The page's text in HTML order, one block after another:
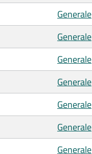
Generale
Generale
Generale
Generale
Generale
Generale
Generale